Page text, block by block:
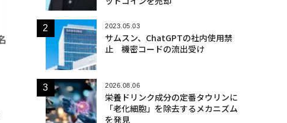
2023.05.03
サムスン、ChatGPTの社内使用禁
止 機密コードの流出受け
2026.08.06
栄養ドリンク成分の定番タウリンに
「老化細胞」を除去するメカニズム
を発見